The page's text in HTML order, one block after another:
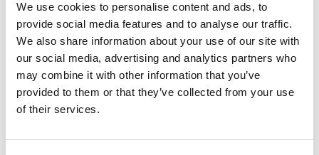
We use cookies to personalise content and ads, to
provide social media features and to analyse our traffic.
We also share information about your use of our site with
our social media, advertising and analytics partners who
may combine it with other information that you’ve
provided to them or that they’ve collected from your use
of their services.